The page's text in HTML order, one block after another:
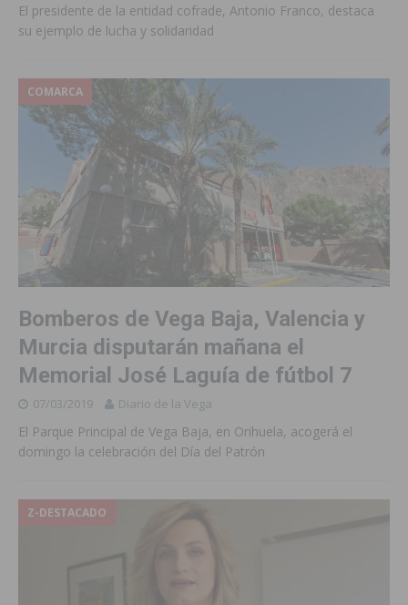
El presidente de la entidad cofrade, Antonio Franco, destaca
su ejemplo de lucha y solidaridad
COMARCA
Bomberos de Vega Baja, Valencia y
Murcia disputarán mañana el
Memorial José Laguía de fútbol 7
07/03/2019 Diario de la Vega
El Parque Principal de Vega Baja, en Orihuela, acogerá el
domingo la celebración del Día del Patrón
Z-DESTACADO